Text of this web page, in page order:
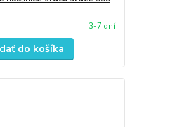
3-7 dní
do košíka